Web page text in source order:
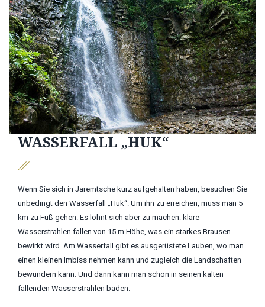
WASSERFALL „HUK“
Wenn Sie sich in Jaremtsche kurz aufgehalten haben, besuchen Sie
unbedingt den Wasserfall „Huk“. Um ihn zu erreichen, muss man 5
km zu Fuß gehen. Es lohnt sich aber zu machen: klare
Wasserstrahlen fallen von 15 m Höhe, was ein starkes Brausen
bewirkt wird. Am Wasserfall gibt es ausgerüstete Lauben, wo man
einen kleinen Imbiss nehmen kann und zugleich die Landschaften
bewundern kann. Und dann kann man schon in seinen kalten
fallenden Wasserstrahlen baden.